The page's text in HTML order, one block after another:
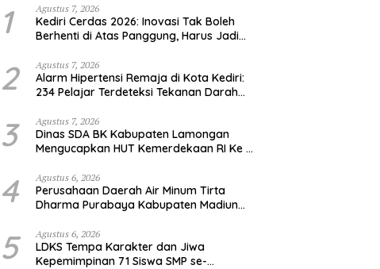
1 Agustus 7, 2026
Kediri Cerdas 2026: Inovasi Tak Boleh
Berhenti di Atas Panggung, Harus Jadi
2 Agustus 7, 2026
Alarm Hipertensi Remaja di Kota Kediri:
234 Pelajar Terdeteksi Tekanan Darah
3 Agustus 7, 2026
Dinas SDA BK Kabupaten Lamongan
Mengucapkan HUT Kemerdekaan RI Ke –
4 Agustus 6, 2026
Perusahaan Daerah Air Minum Tirta
Dharma Purabaya Kabupaten Madiun
HUT Kemerdekaan RI Ke – 81
5 Agustus 6, 2026
LDKS Tempa Karakter dan Jiwa
Kepemimpinan 71 Siswa SMP se-